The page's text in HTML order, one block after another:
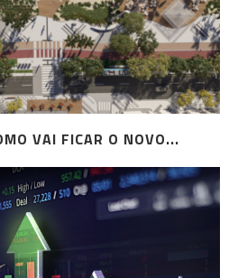
VAI FICAR O NOVO...